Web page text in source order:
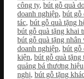
công ty, bút gỗ quà
doanh nghiệp, bút gỗ
tác, bút gỗ quà tặng
bút gỗ quà tặng khai
bút gỗ quà tặng nhân
doanh nghiệp, bút gỗ
kiện, bút gỗ quà tặng
quảng bá thương hiệu
nghị, bút gỗ tặng